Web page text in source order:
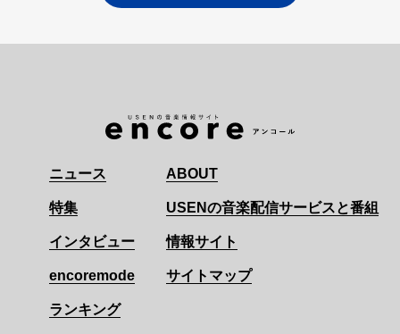
ニュース
特集
インタビュー
encoremode
ランキング
ABOUT
USENの音楽配信サービスと番組
情報サイト
サイトマップ